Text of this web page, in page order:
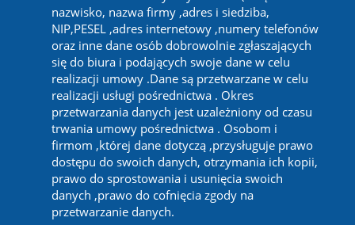
nazwisko, nazwa firmy ,adres i siedziba,
NIP,PESEL ,adres internetowy ,numery telefonów
oraz inne dane osób dobrowolnie zgłaszających
się do biura i podających swoje dane w celu
realizacji umowy .Dane są przetwarzane w celu
realizacji usługi pośrednictwa . Okres
przetwarzania danych jest uzależniony od czasu
trwania umowy pośrednictwa . Osobom i
firmom ,której dane dotyczą ,przysługuje prawo
dostępu do swoich danych, otrzymania ich kopii,
prawo do sprostowania i usunięcia swoich
danych ,prawo do cofnięcia zgody na
przetwarzanie danych.